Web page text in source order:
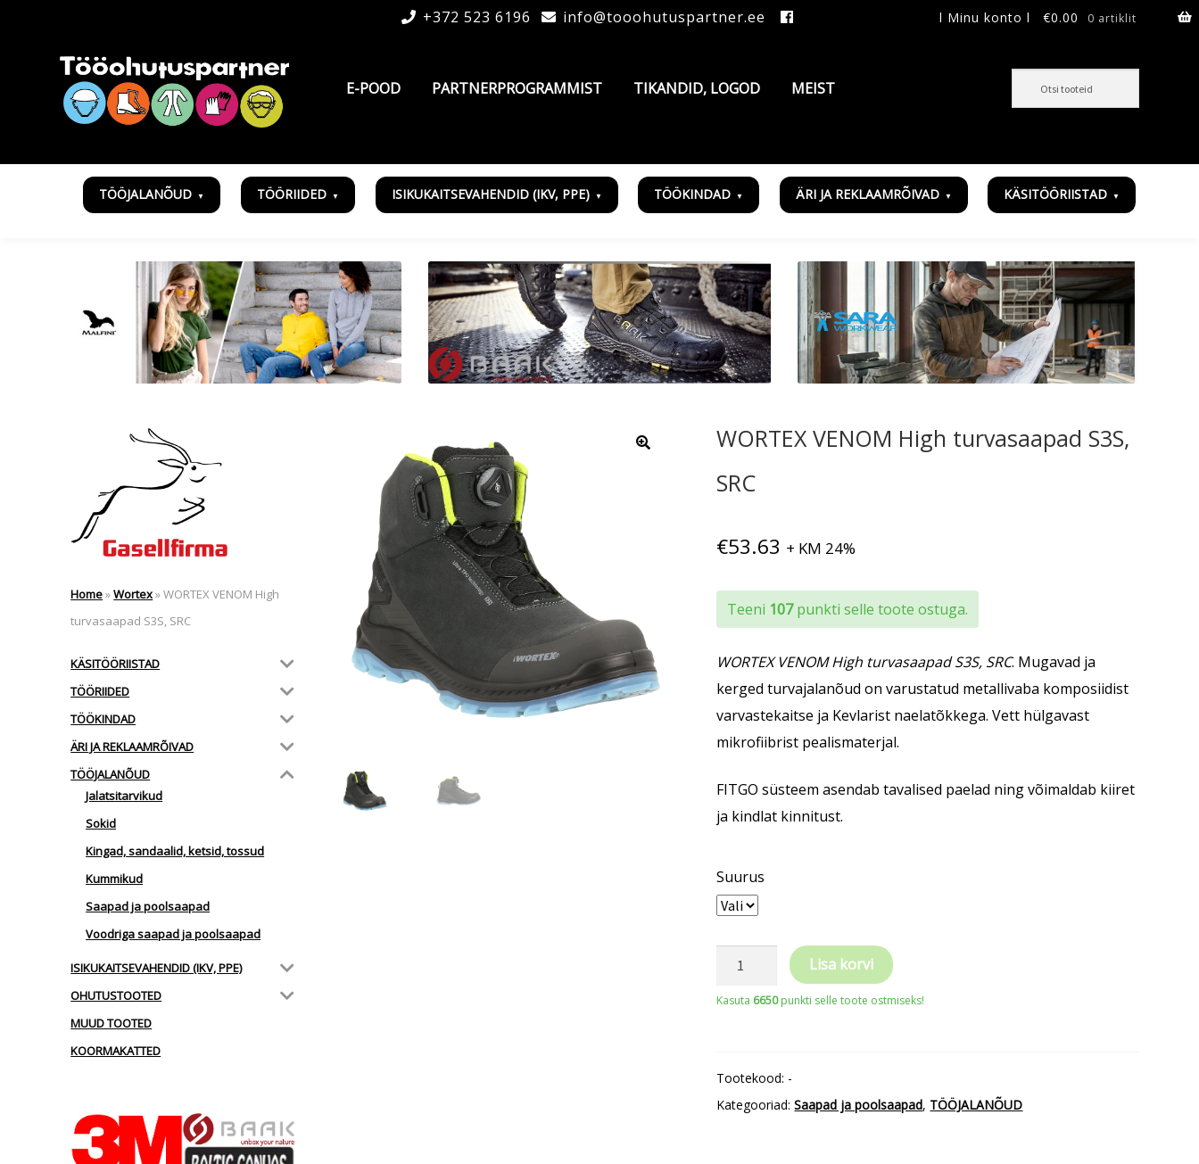
€0.00 0 artiklit
+372 523 6196 info@tooohutuspartner.ee l Minu konto l
E-POOD PARTNERPROGRAMMIST TIKANDID, LOGOD MEIST
TÖÖJALANÕUD TÖÖRIIDED ISIKUKAITSEVAHENDID (IKV, PPE) TÖÖKINDAD ÄRI JA REKLAAMRÕIVAD KÄSITÖÖRIISTAD
WORTEX VENOM High turvasaapad S3S,
SRC
€53.63 + KM 24%
Teeni 107punkti selle toote ostuga.
WORTEX VENOM High turvasaapad S3S, SRC. Mugavad ja
kerged turvajalanõud on varustatud metallivaba komposiidist
varvastekaitse ja Kevlarist naelatõkkega. Vett hülgavast
mikrofiibrist pealismaterjal.
FITGO süsteem asendab tavalised paelad ning võimaldab kiiret
ja kindlat kinnitust.
Suurus
WORTEX
kogus
Lisa korvi
Kasuta 6650punkti selle toote ostmiseks!
Tootekood: -
Kategooriad:Saapad ja poolsaapad, TÖÖJALANÕUD
Home»Wortex»WORTEX VENOM High
turvasaapad S3S, SRC
KÄSITÖÖRIISTAD
TÖÖRIIDED
TÖÖKINDAD
ÄRI JA REKLAAMRÕIVAD
TÖÖJALANÕUD
Jalatsitarvikud
Sokid
Kingad, sandaalid, ketsid, tossud
Kummikud
Saapad ja poolsaapad
Voodriga saapad ja poolsaapad
ISIKUKAITSEVAHENDID (IKV, PPE)
OHUTUSTOOTED
MUUD TOOTED
KOORMAKATTED